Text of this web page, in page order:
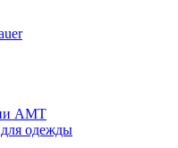
AMT
одежды